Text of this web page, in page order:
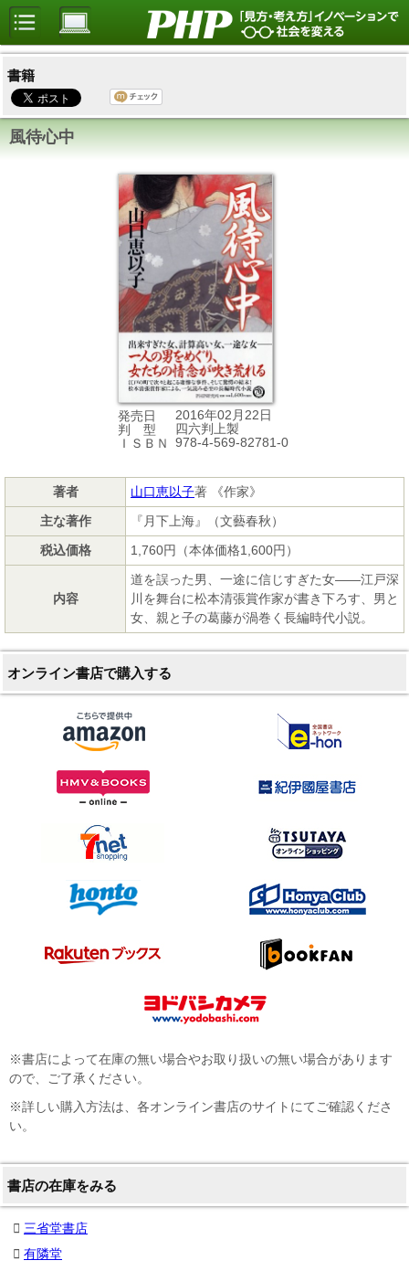
書籍
風待心中
発売日
2016年02月22日
判 型
四六判上製
ＩＳＢＮ
978-4-569-82781-0
著者 山口恵以子著 《作家》
主な著作
『月下上海』（文藝春秋）
税込価格
1,760円（本体価格1,600円）
内容
道を誤った男、一途に信じすぎた女――江戸深
川を舞台に松本清張賞作家が書き下ろす、男と
女、親と子の葛藤が渦巻く長編時代小説。
オンライン書店で購入する
※書店によって在庫の無い場合やお取り扱いの無い場合があります
ので、ご了承ください。
※詳しい購入方法は、各オンライン書店のサイトにてご確認くださ
い。
書店の在庫をみる
三省堂書店
有隣堂